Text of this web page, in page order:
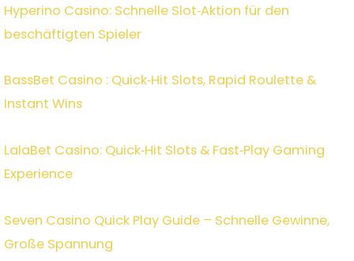
Hyperino Casino: Schnelle Slot‑Aktion für den
beschäftigten Spieler
BassBet Casino : Quick‑Hit Slots, Rapid Roulette &
Instant Wins
LalaBet Casino: Quick‑Hit Slots & Fast‑Play Gaming
Experience
Seven Casino Quick Play Guide – Schnelle Gewinne,
Große Spannung